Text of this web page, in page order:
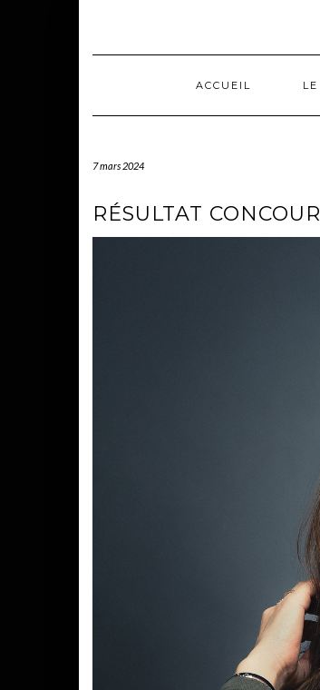
ACCUEIL
7 mars 2024
RÉSULTAT